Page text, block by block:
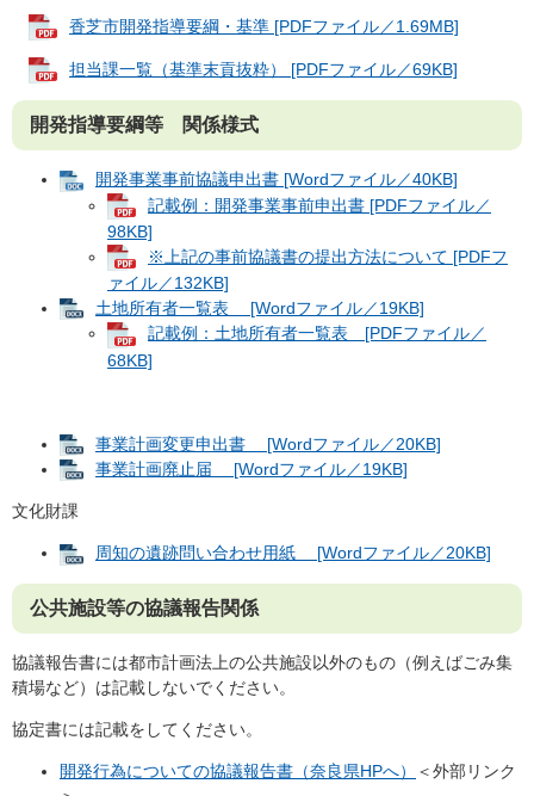
香芝市開発指導要綱・基準 [PDFファイル／1.69MB]
担当課一覧（基準末貢抜粋） [PDFファイル／69KB]
開発指導要綱等 関係様式
開発事業事前協議申出書 [Wordファイル／40KB]
記載例：開発事業事前申出書 [PDFファイル／
98KB]
※上記の事前協議書の提出方法について [PDFフ
ァイル／132KB]
土地所有者一覧表 [Wordファイル／19KB]
記載例：土地所有者一覧表 [PDFファイル／
68KB]
事業計画変更申出書 [Wordファイル／20KB]
事業計画廃止届 [Wordファイル／19KB]
文化財課
周知の遺跡問い合わせ用紙 [Wordファイル／20KB]
公共施設等の協議報告関係
協議報告書には都市計画法上の公共施設以外のもの（例えばごみ集
積場など）は記載しないでください。
協定書には記載をしてください。
開発行為についての協議報告書（奈良県HPへ）
＜外部リンク